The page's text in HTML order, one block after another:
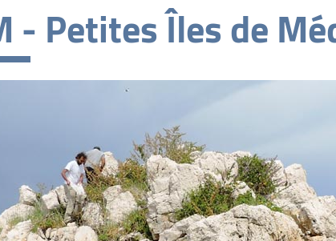
- Petites Îles de